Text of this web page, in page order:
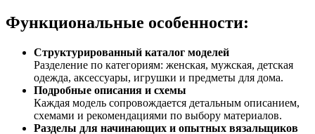
Функциональные особенности:
Структурированный каталог моделей
Разделение по категориям: женская, мужская, детская
одежда, аксессуары, игрушки и предметы для дома.​
Подробные описания и схемы
Каждая модель сопровождается детальным описанием,
схемами и рекомендациями по выбору материалов.​
Разделы для начинающих и опытных вязальщиков